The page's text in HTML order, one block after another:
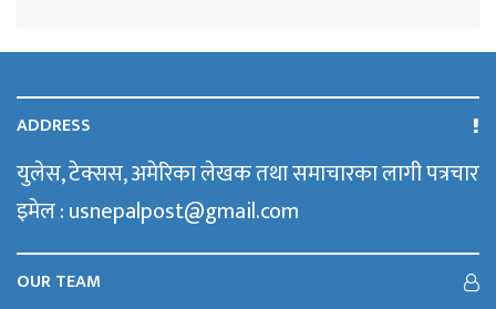
ADDRESS
युलेस, टेक्सस, अमेरिका लेखक तथा समाचारका लागी पत्रचार
इमेल : usnepalpost@gmail.com
OUR TEAM